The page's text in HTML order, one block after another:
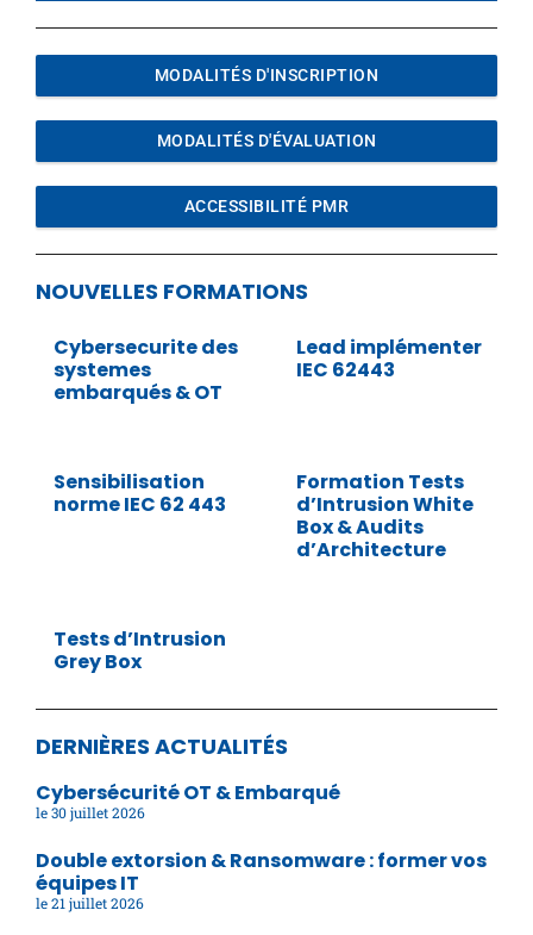
MODALITÉS D'INSCRIPTION
MODALITÉS D'ÉVALUATION
ACCESSIBILITÉ PMR
NOUVELLES FORMATIONS
Cybersecurite des
systemes
embarqués & OT
Lead implémenter
IEC 62443
Sensibilisation
norme IEC 62 443
Formation Tests
d’Intrusion White
Box & Audits
d’Architecture
Tests d’Intrusion
Grey Box
DERNIÈRES ACTUALITÉS
Cybersécurité OT & Embarqué
30 juillet 2026
Double extorsion & Ransomware : former vos
équipes IT
21 juillet 2026